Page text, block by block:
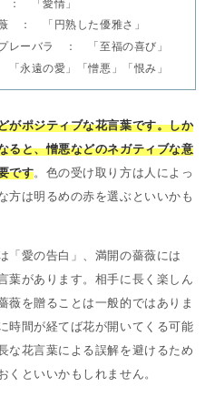
： 「愛情」
： 「円熟した優雅さ」
レーバラ ： 「至福の喜び」
永遠の愛」「憎悪」「恨み」
がポジティブな花言葉です。しか
ると、憎悪などのネガティブな意
です。色の受け取り方は人によっ
方は明るめの赤を選ぶといいかも
「愛の告白」、満開の薔薇には
葉があります。相手に長く楽しん
薇を贈ることは一般的ではありま
時間が経てば花が開いてくる可能
な花言葉による誤解を避けるため
くといいかもしれません。